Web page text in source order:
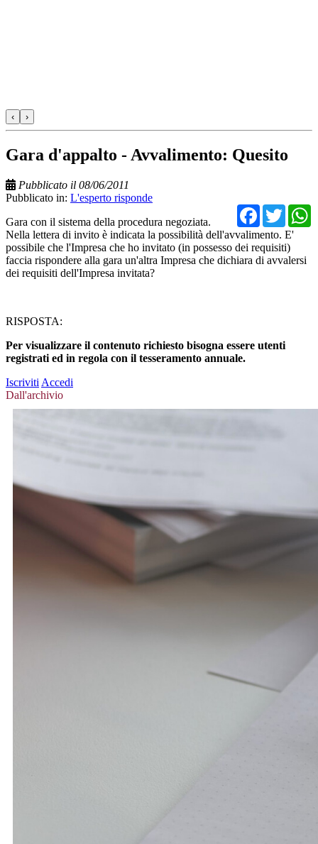
‹ ›
Gara d'appalto - Avvalimento: Quesito
Pubblicato il 08/06/2011
Pubblicato in: L'esperto risponde
Gara con il sistema della procedura negoziata.
Nella lettera di invito è indicata la possibilità dell'avvalimento. E'
possibile che l'Impresa che ho invitato (in possesso dei requisiti)
faccia rispondere alla gara un'altra Impresa che dichiara di avvalersi
dei requisiti dell'Impresa invitata?
RISPOSTA:
Per visualizzare il contenuto richiesto bisogna essere utenti
registrati ed in regola con il tesseramento annuale.
Iscriviti Accedi
Dall'archivio